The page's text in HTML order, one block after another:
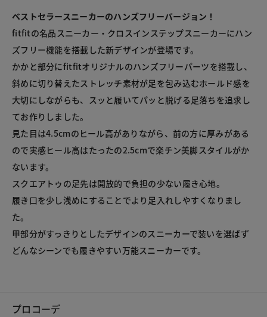
ベストセラースニーカーのハンズフリーバージョン！
fitfitの名品スニーカー・クロスインステップスニーカーにハン
ズフリー機能を搭載した新デザインが登場です。
かかと部分にfitfitオリジナルのハンズフリーパーツを搭載し、
斜めに切り替えたストレッチ素材が足を包み込むホールド感を
大切にしながらも、スッと履いてパッと脱げる足落ちを追求し
てお作りしました。
見た目は4.5cmのヒール高がありながら、前の方に厚みがある
ので実感ヒール高はたったの2.5cmで楽チン美脚スタイルがか
ないます。
スクエアトゥの足先は開放的で負担の少ない履き心地。
履き口を少し浅めにすることでより足入れしやすくなりまし
た。
甲部分がすっきりとしたデザインのスニーカーで装いを選ばず
どんなシーンでも履きやすい万能スニーカーです。
プロコーデ